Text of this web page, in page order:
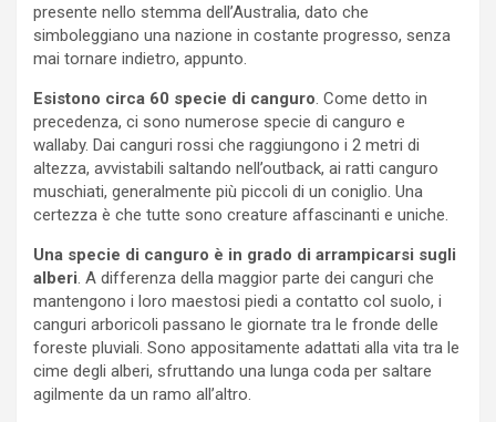
presente nello stemma dell’Australia, dato che
simboleggiano una nazione in costante progresso, senza
mai tornare indietro, appunto.
Esistono circa 60 specie di canguro. Come detto in
precedenza, ci sono numerose specie di canguro e
wallaby. Dai canguri rossi che raggiungono i 2 metri di
altezza, avvistabili saltando nell’outback, ai ratti canguro
muschiati, generalmente più piccoli di un coniglio. Una
certezza è che tutte sono creature affascinanti e uniche.
Una specie di canguro è in grado di arrampicarsi sugli
alberi. A differenza della maggior parte dei canguri che
mantengono i loro maestosi piedi a contatto col suolo, i
canguri arboricoli passano le giornate tra le fronde delle
foreste pluviali. Sono appositamente adattati alla vita tra le
cime degli alberi, sfruttando una lunga coda per saltare
agilmente da un ramo all’altro.